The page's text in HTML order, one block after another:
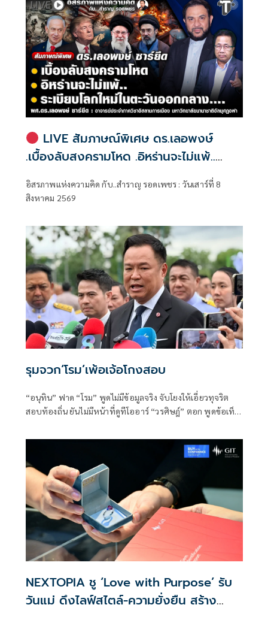
LIVE สัมภาษณ์พิเศษ ดร.เลอพงษ์
.เบื้องลับสงครามโหด .อิหร่านจะไม่แพ้..
อิสรภาพแห่งความคิด กับ..สำราญ รอด
อิสรภาพแห่งความคิด กับ..สำราญ รอดเพชร : วันเสาร์ที่ 8
สิงหาคม 2569
รุมจวก‘โรม’เพ้อเจ้อโกงสอบ
“อนุทิน” ฟาด “โรม” พูดไม่มีข้อมูลจริง จับโยงให้เอี่ยวทุจริต
สอบท้องถิ่น ยันไม่มีหน้าที่ดูทีโออาร์ “วรศิษฎ์” ตอก พูดข้อเท็จ
NEXTOPIA ชู ‘Love with Purpose’ รับ
วันแม่ ดึงไลฟ์สไตล์-ความยั่งยืน สร้าง